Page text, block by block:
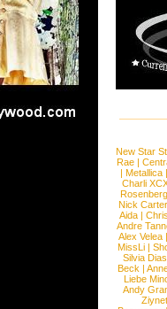
New Star
Rae|
| Metallica |
Charli
Rosenberg
Nick Carter
Aida|
Andre
Alex Velea |
MissLi |
Silvia Dias
Beck |
Liebe
Andy